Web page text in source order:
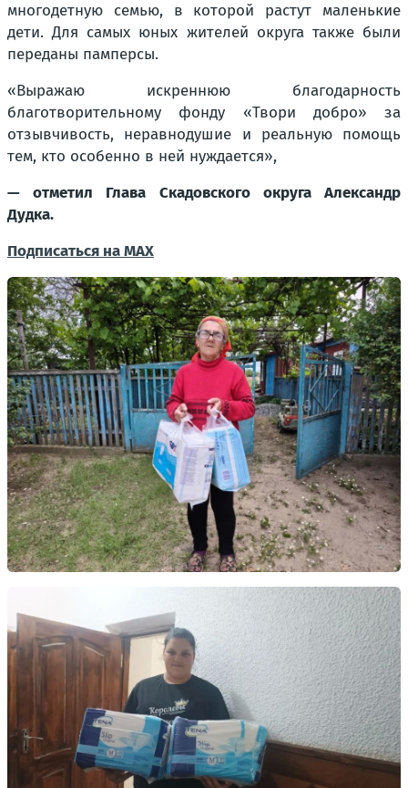
многодетную семью, в которой растут маленькие
дети. Для самых юных жителей округа также были
переданы памперсы.
«Выражаю искреннюю благодарность
благотворительному фонду «Твори добро» за
отзывчивость, неравнодушие и реальную помощь
тем, кто особенно в ней нуждается»,
— отметил Глава Скадовского округа Александр
Дудка.
Подписаться на MAX